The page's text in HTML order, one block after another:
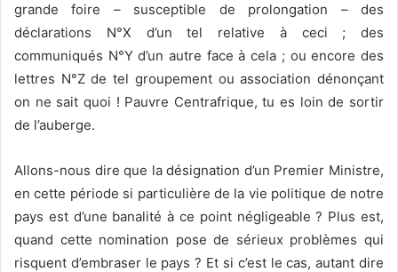
grande foire – susceptible de prolongation – des
déclarations N°X d’un tel relative à ceci ; des
communiqués N°Y d’un autre face à cela ; ou encore des
lettres N°Z de tel groupement ou association dénonçant
on ne sait quoi ! Pauvre Centrafrique, tu es loin de sortir
de l’auberge.
Allons-nous dire que la désignation d’un Premier Ministre,
en cette période si particulière de la vie politique de notre
pays est d’une banalité à ce point négligeable ? Plus est,
quand cette nomination pose de sérieux problèmes qui
risquent d’embraser le pays ? Et si c’est le cas, autant dire